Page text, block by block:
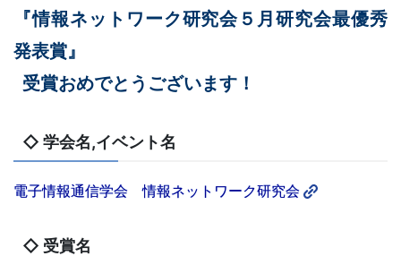
『情報ネットワーク研究会５月研究会最優秀
発表賞』
受賞おめでとうございます！
◇ 学会名,イベント名
電子情報通信学会 情報ネットワーク研究会
◇ 受賞名